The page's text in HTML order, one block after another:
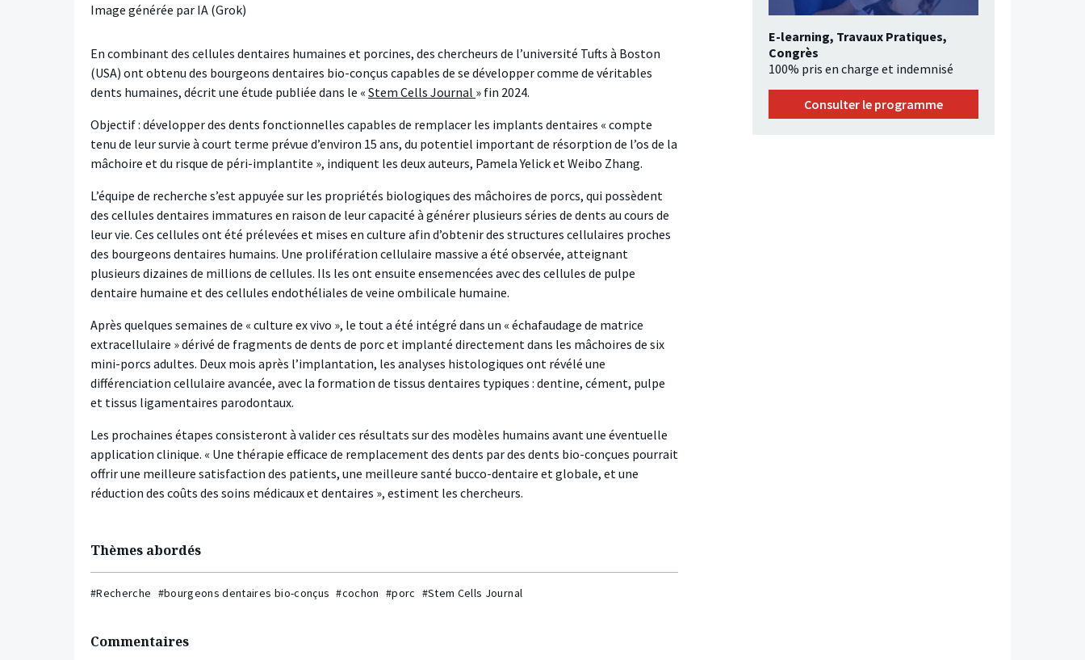
Image générée par IA (Grok)
En combinant des cellules dentaires humaines et porcines, des chercheurs de l’université Tufts à Boston
(USA) ont obtenu des bourgeons dentaires bio-conçus capables de se développer comme de véritables
dents humaines, décrit une étude publiée dans le « Stem Cells Journal » fin 2024.
Objectif : développer des dents fonctionnelles capables de remplacer les implants dentaires « compte
tenu de leur survie à court terme prévue d’environ 15 ans, du potentiel important de résorption de l’os de la
mâchoire et du risque de péri-implantite », indiquent les deux auteurs, Pamela Yelick et Weibo Zhang.
L’équipe de recherche s’est appuyée sur les propriétés biologiques des mâchoires de porcs, qui possèdent
des cellules dentaires immatures en raison de leur capacité à générer plusieurs séries de dents au cours de
leur vie. Ces cellules ont été prélevées et mises en culture afin d’obtenir des structures cellulaires proches
des bourgeons dentaires humains. Une prolifération cellulaire massive a été observée, atteignant
plusieurs dizaines de millions de cellules. Ils les ont ensuite ensemencées avec des cellules de pulpe
dentaire humaine et des cellules endothéliales de veine ombilicale humaine.
Après quelques semaines de « culture ex vivo », le tout a été intégré dans un « échafaudage de matrice
extracellulaire » dérivé de fragments de dents de porc et implanté directement dans les mâchoires de six
mini-porcs adultes. Deux mois après l’implantation, les analyses histologiques ont révélé une
différenciation cellulaire avancée, avec la formation de tissus dentaires typiques : dentine, cément, pulpe
et tissus ligamentaires parodontaux.
Les prochaines étapes consisteront à valider ces résultats sur des modèles humains avant une éventuelle
application clinique. « Une thérapie efficace de remplacement des dents par des dents bio-conçues pourrait
offrir une meilleure satisfaction des patients, une meilleure santé bucco-dentaire et globale, et une
réduction des coûts des soins médicaux et dentaires », estiment les chercheurs.
Thèmes abordés
#Recherche #bourgeons dentaires bio-conçus #cochon #porc #Stem Cells Journal
Commentaires
E-learning, Travaux Pratiques,
Congrès
100% pris en charge et indemnisé
Consulter le programme